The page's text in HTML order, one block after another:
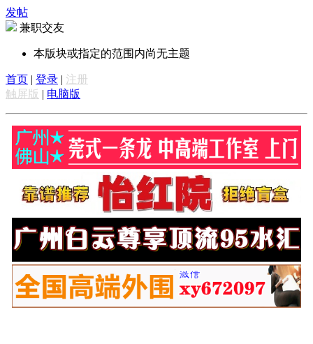
发帖
兼职交友
本版块或指定的范围内尚无主题
首页 | 登录 | 注册
触屏版 | 电脑版